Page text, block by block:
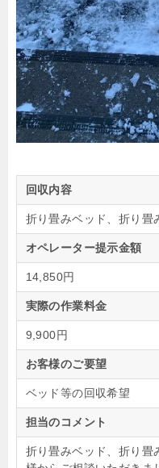
回収内容
折り畳みベッド、折り畳
オペレーター提示金額
14,850円
実際の作業料金
9,900円
お客様のご要望
ベッド等の回収希望
担当のコメント
折り畳みベッド、折り畳